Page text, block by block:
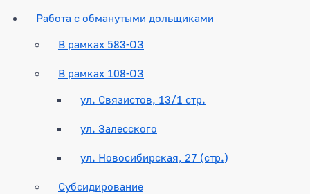
Работа с обманутыми дольщиками
В рамках 583-ОЗ
В рамках 108-ОЗ
ул. Связистов, 13/1 стр.
ул. Залесского
ул. Новосибирская, 27 (стр.)
Субсидирование